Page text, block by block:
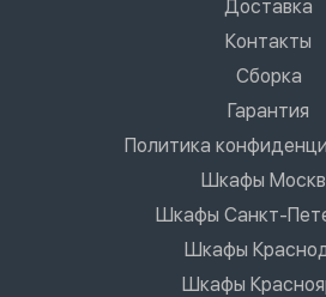
Доставка
Контакты
Сборка
Гарантия
Политика
Шкафы
Шкафы Санкт-
Шкафы
Шкафы